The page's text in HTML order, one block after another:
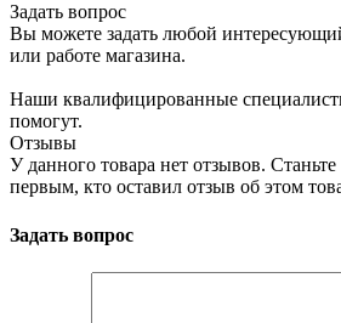
Задать вопрос
Вы можете задать любой
или работе магазина.
Наши квалифицированные
помогут.
Отзывы
У данного товара нет отзывов. Станьте
первым, кто оставил отзыв об этом
Задать вопрос